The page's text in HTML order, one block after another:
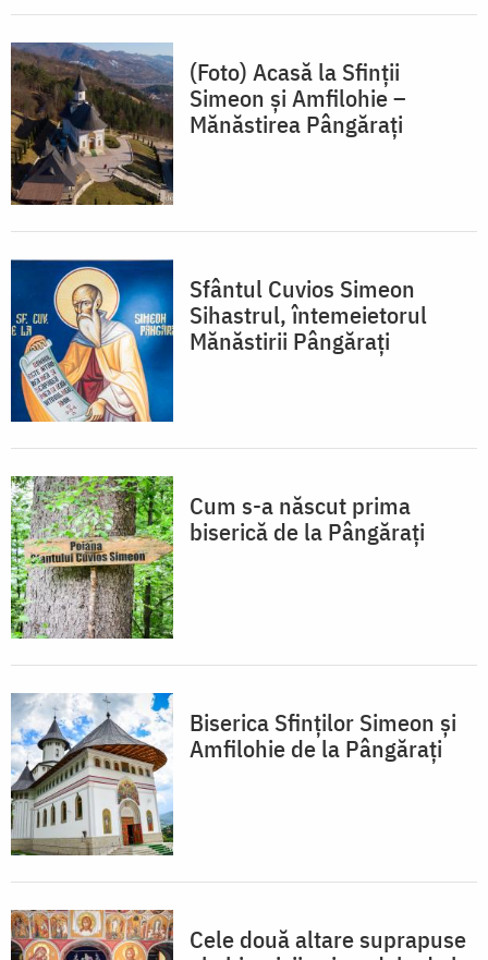
(Foto) Acasă la Sfinții
Simeon și Amfilohie –
Mănăstirea Pângărați
Sfântul Cuvios Simeon
Sihastrul, întemeietorul
Mănăstirii Pângărați
Cum s-a născut prima
biserică de la Pângărați
Biserica Sfinților Simeon și
Amfilohie de la Pângărați
Cele două altare suprapuse